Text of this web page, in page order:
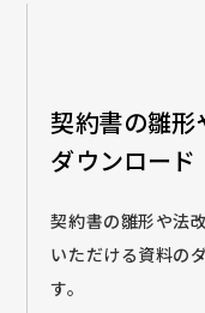
契約書の雛
ダウンロード
契約書の雛形や法
いただける資料の
す。